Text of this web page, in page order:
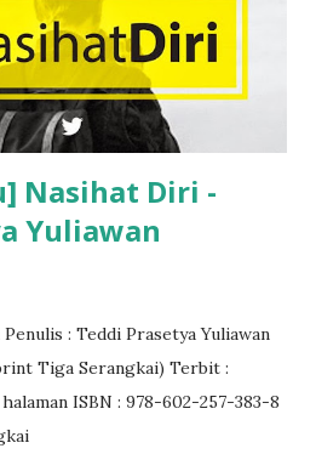
Nasihat Diri -
Yuliawan
: Teddi Prasetya Yuliawan
Tiga Serangkai) Terbit :
ISBN : 978-602-257-383-8